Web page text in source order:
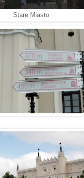
Stare Miasto